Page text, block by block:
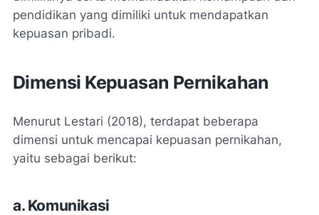
pendidikan yang dimiliki untuk mendapatkan
kepuasan pribadi.
Dimensi Kepuasan Pernikahan
Menurut Lestari (2018), terdapat beberapa
dimensi untuk mencapai kepuasan pernikahan,
yaitu sebagai berikut:
a. Komunikasi